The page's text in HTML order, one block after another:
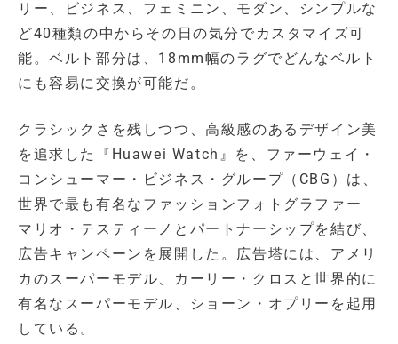
リー、ビジネス、フェミニン、モダン、シンプルな
ど40種類の中からその日の気分でカスタマイズ可
能。ベルト部分は、18mm幅のラグでどんなベルト
にも容易に交換が可能だ。
クラシックさを残しつつ、高級感のあるデザイン美
を追求した『Huawei Watch』を、ファーウェイ・
コンシューマー・ビジネス・グループ（CBG）は、
世界で最も有名なファッションフォトグラファー
マリオ・テスティーノとパートナーシップを結び、
広告キャンペーンを展開した。広告塔には、アメリ
カのスーパーモデル、カーリー・クロスと世界的に
有名なスーパーモデル、ショーン・オプリーを起用
している。